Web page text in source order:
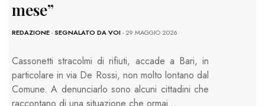
mese”
REDAZIONE-SEGNALATO DA VOI- 29 MAGGIO 2026
Cassonetti stracolmi di rifiuti, accade a Bari, in
particolare in via De Rossi, non molto lontano dal
Comune. A denunciarlo sono alcuni cittadini che